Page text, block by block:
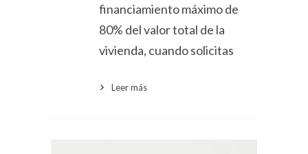
financiamiento máximo de
80% del valor total de la
vivienda, cuando solicitas
Leer más